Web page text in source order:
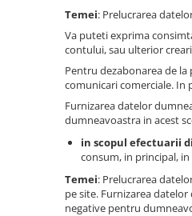
Temei: Prelucrarea
Va puteti exprima
contului, sau ulterior
Pentru dezabonarea de
comunicari comerciale. In
Furnizarea datelor
dumneavoastra in acest
in scopul efectuarii
consum, in principal,
Temei: Prelucrarea
pe site. Furnizarea
negative pentru